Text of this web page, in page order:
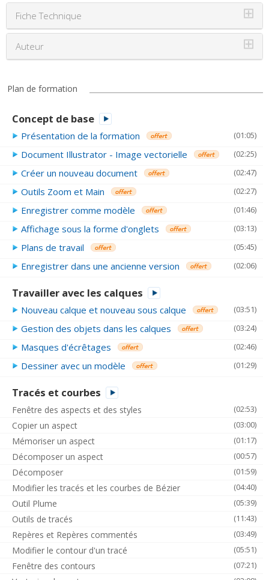
⊞
Fiche Technique
⊞
Auteur
Plan de formation
Concept de base
Présentation de la formation (01:05)
Document Illustrator - Image vectorielle (02:25)
Créer un nouveau document (02:47)
Outils Zoom et Main (02:27)
Enregistrer comme modèle (01:46)
Affichage sous la forme d'onglets (03:13)
Plans de travail (05:45)
Enregistrer dans une ancienne version (02:06)
Travailler avec les calques
Nouveau calque et nouveau sous calque (03:51)
Gestion des objets dans les calques (03:24)
Masques d'écrêtages (02:46)
Dessiner avec un modèle (01:29)
Tracés et courbes
(02:53)
Fenêtre des aspects et des styles
(03:00)
Copier un aspect
(01:17)
Mémoriser un aspect
(00:57)
Décomposer un aspect
(01:59)
Décomposer
(04:40)
Modifier les tracés et les courbes de Bézier
(05:39)
Outil Plume
(11:43)
Outils de tracés
(03:49)
Repères et Repères commentés
(05:51)
Modifier le contour d'un tracé
(07:21)
Fenêtre des contours